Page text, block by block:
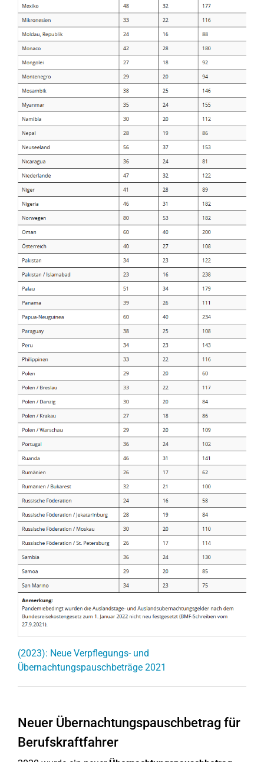
(2023): Neue Verpflegungs- und
Übernachtungspauschbeträge 2021
Neuer Übernachtungspauschbetrag für
Berufskraftfahrer